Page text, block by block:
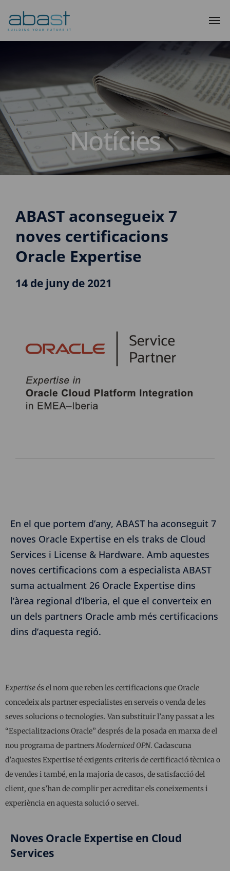
Notícies
ABAST aconsegueix 7
noves certificacions
Oracle Expertise
14 de juny de 2021
En el que portem d’any, ABAST ha aconseguit 7
noves Oracle Expertise en els traks de Cloud
Services i License & Hardware. Amb aquestes
noves certificacions com a especialista ABAST
suma actualment 26 Oracle Expertise dins
l’àrea regional d’Iberia, el que el converteix en
un dels partners Oracle amb més certificacions
dins d’aquesta regió.
Expertiseés el nom que reben les certificacions que Oracle
concedeix als partner especialistes en serveis o venda de les
seves solucions o tecnologies. Van substituir l’any passat a les
“Especialitzacions Oracle” després de la posada en marxa de el
nou programa de partnersModerniced OPN. Cadascuna
d’aquestes Expertise té exigents criteris de certificació tècnica o
de vendes i també, en la majoria de casos, de satisfacció del
client, que s’han de complir per acreditar els coneixements i
experiència en aquesta solució o servei.
Noves Oracle Expertise en Cloud
Services